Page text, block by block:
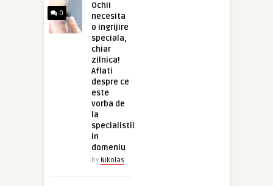
0
Ochii
necesita
o ingrijire
speciala,
chiar
zilnica!
Aflati
despre ce
este
vorba de
la
specialistii
in
domeniu
by Nikolas